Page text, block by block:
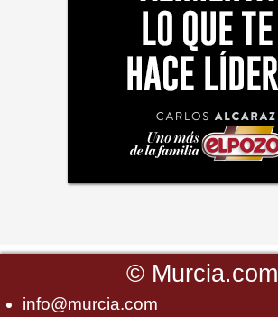
© Murcia.com
info@murcia.com